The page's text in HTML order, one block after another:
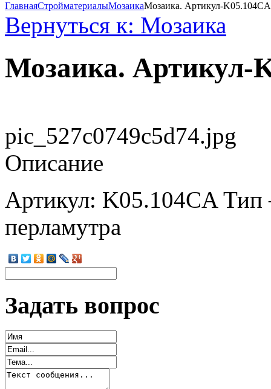
ГлавнаяСтройматериалыМозаикаМозаика. Артикул-K05.104CA
Вернуться к: Мозаика
Мозаика. Артикул-
pic_527c0749c5d74.jpg
Описание
Артикул: K05.104CA Тип
перламутра
Задать вопрос